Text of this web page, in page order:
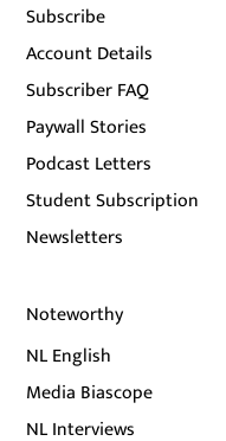
Subscribe
Account Details
Subscriber FAQ
Paywall Stories
Podcast Letters
Student Subscription
Newsletters
Noteworthy
NL English
Media Biascope
NL Interviews